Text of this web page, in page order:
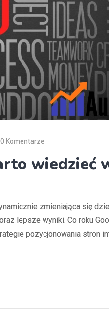
0 Komentarze
wiedzieć
zmieniająca się
lepsze wyniki. Co roku
pozycjonowania stron